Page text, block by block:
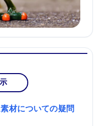
材についての疑問